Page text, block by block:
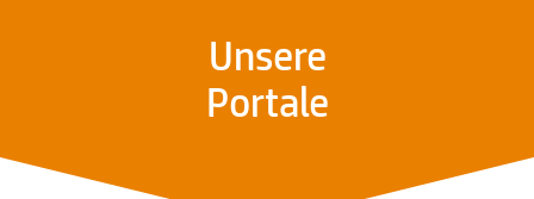
Unsere
Portale